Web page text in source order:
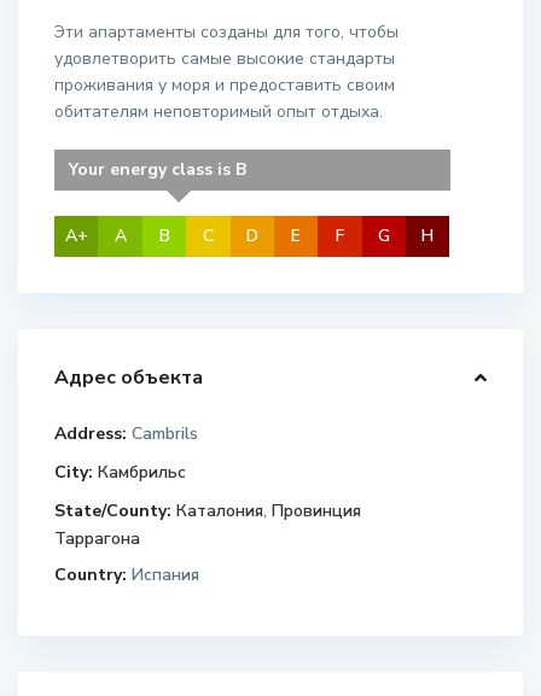
Эти апартаменты созданы для того, чтобы
удовлетворить самые высокие стандарты
проживания у моря и предоставить своим
обитателям неповторимый опыт отдыха.
A+ A
Your energy class is B
B C D E F G H
Адрес объекта
Address: Cambrils
City: Камбрильс
State/County: Каталония,Провинция
Таррагона
Country: Испания